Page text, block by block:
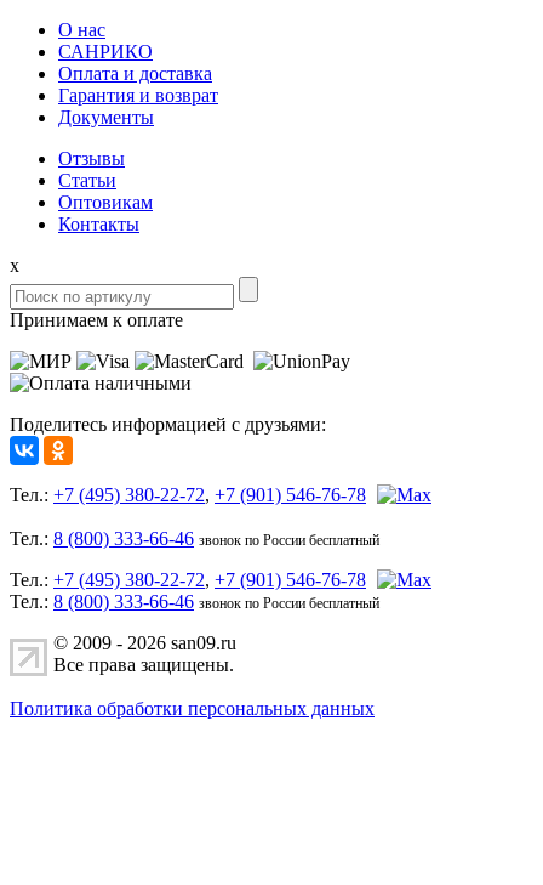
О нас
САНРИКО
Оплата и доставка
Гарантия и возврат
Документы
Отзывы
Статьи
Оптовикам
Контакты
x
Принимаем к оплате
Поделитесь информацией с друзьями:
Тел.: +7 (495) 380-22-72, +7 (901) 546-76-78
Тел.: 8 (800) 333-66-46 звонок по России бесплатный
Тел.: +7 (495) 380-22-72, +7 (901) 546-76-78
Тел.: 8 (800) 333-66-46 звонок по России бесплатный
© 2009 - 2026 san09.ru
Все права защищены.
Политика обработки персональных данных